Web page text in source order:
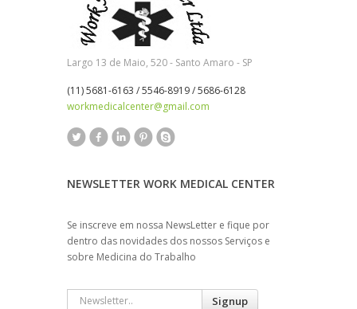
Largo 13 de Maio, 520 - Santo Amaro - SP
(11) 5681-6163 / 5546-8919 / 5686-6128
workmedicalcenter@gmail.com
NEWSLETTER WORK MEDICAL CENTER
Se inscreve em nossa NewsLetter e fique por
dentro das novidades dos nossos Serviços e
sobre Medicina do Trabalho
Signup